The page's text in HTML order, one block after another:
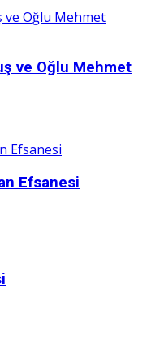
ve Oğlu Mehmet
Efsanesi